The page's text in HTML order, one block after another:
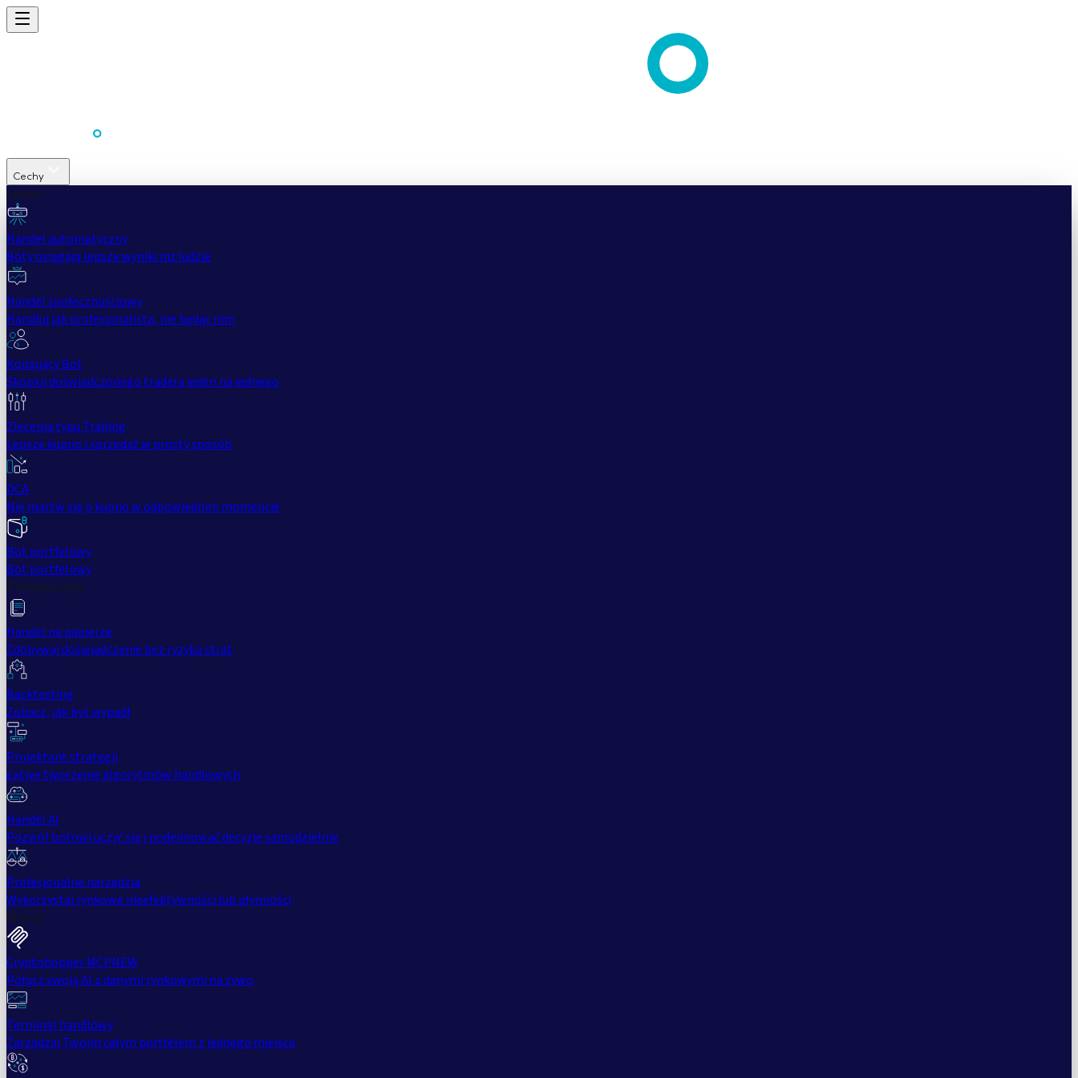
Cechy
Łatwe
Handel automatyczny
Boty osiągają lepsze wyniki niż ludzie
Handel społecznościowy
Handluj jak profesjonalista, nie będąc nim
Kopiujący Bot
Skopiuj doświadczonego tradera jeden na jednego
Zlecenia typu Trailing
Lepsze kupno i sprzedaż w prosty sposób
DCA
Nie martw się o kupno w odpowiednim momencie
Bot portfelowy
Bot portfelowy
Profesjonalny
Handel na papierze
Zdobywaj doświadczenie bez ryzyka strat
Backtesting
Zobacz, jak byś wypadł
Projektant strategii
Łatwe tworzenie algorytmów handlowych
Handel AI
Pozwól botowi uczyć się i podejmować decyzje samodzielnie
Profesjonalne narzędzia
Wykorzystaj rynkowe nieefektywności lub płynności
Więcej
Cryptohopper MCPNEW
Połącz swoją AI z danymi rynkowymi na żywo
Terminal handlowy
Zarządzaj Twoim całym portfelem z jednego miejsca